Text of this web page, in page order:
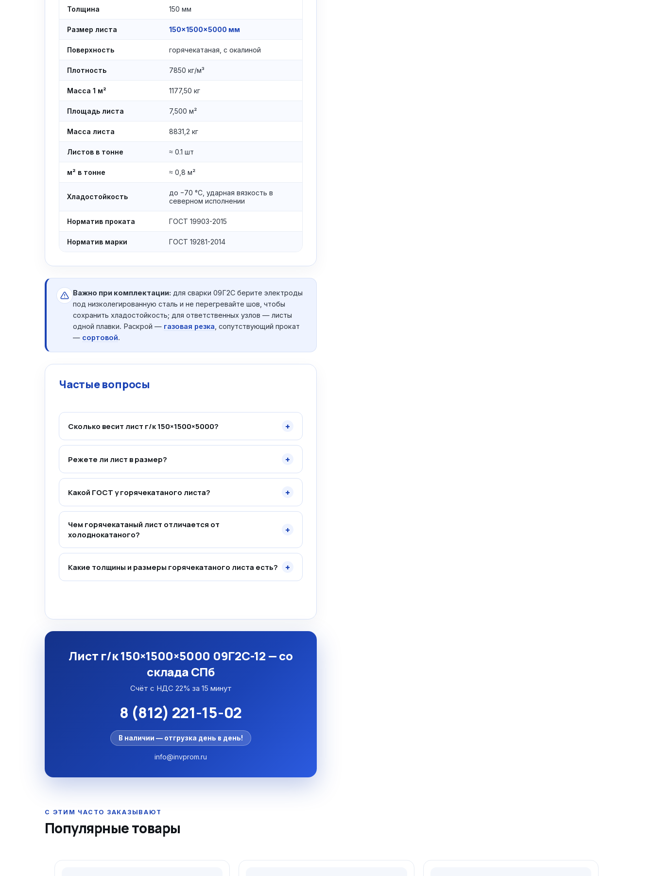
Толщина 150 мм
Размер листа 150×1500×5000 мм
Поверхность горячекатаная, с окалиной
Плотность 7850 кг/м³
Масса 1 м² 1177,50 кг
Площадь листа 7,500 м²
Масса листа 8831,2 кг
Листов в тонне ≈ 0.1 шт
м² в тонне ≈ 0,8 м²
Хладостойкость
до −70 °C, ударная вязкость в
северном исполнении
Норматив проката ГОСТ 19903-2015
Норматив марки ГОСТ 19281-2014
Важно при комплектации: для сварки 09Г2С берите электроды
под низколегированную сталь и не перегревайте шов, чтобы
сохранить хладостойкость; для ответственных узлов — листы
одной плавки. Раскрой — газовая резка , сопутствующий прокат
— сортовой.
Частые вопросы
Сколько весит лист г/к 150×1500×5000? +
Режете ли лист в размер? +
Какой ГОСТ у горячекатаного листа? +
Чем горячекатаный лист отличается от
холоднокатаного?
+
Какие толщины и размеры горячекатаного листа есть? +
Лист г/к 150×1500×5000 09Г2С-12 — со
склада СПб
Счёт с НДС 22% за 15 минут
8 (812) 221-15-02
В наличии — отгрузка день в день!
info@invprom.ru
Популярные товары